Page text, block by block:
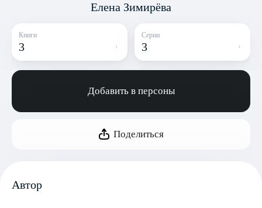
Елена Зимирёва
Книги
3
Серии
3
Добавить в персоны
Поделиться
Автор